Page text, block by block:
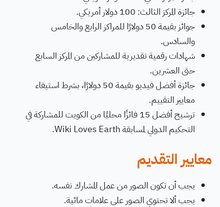
جائزة المركز الثالث: 100 دولار أمريكي.
جوائز بقيمة 50 دولارًا للمراكز الرابع والخامس
والسادس.
شهادات رقمية تقديرية للمشاركين من المركز السابع
حتى العشرين.
جائزة أفضل فيديو بقيمة 50 دولارًا، بشرط استيفاء
معايير التقييم.
ترشيح أفضل 15 فائزًا محليًا من الكويت للمشاركة في
التحكيم الدولي لمسابقة Wiki Loves Earth.
معايير التقديم
يجب أن تكون الصور من عمل المشارك نفسه.
يجب ألا تحتوي الصور على علامات مائية.